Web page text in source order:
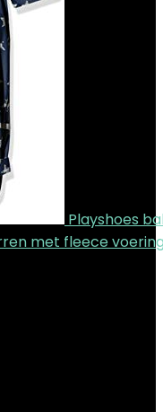
Playshoes
met fleece